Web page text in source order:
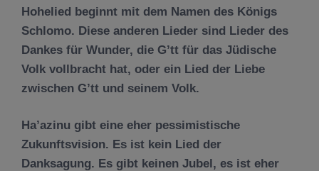
Hohelied beginnt mit dem Namen des Königs
Schlomo. Diese anderen Lieder sind Lieder des
Dankes für Wunder, die G’tt für das Jüdische
Volk vollbracht hat, oder ein Lied der Liebe
zwischen G’tt und seinem Volk.
Ha’azinu gibt eine eher pessimistische
Zukunftsvision. Es ist kein Lied der
Danksagung. Es gibt keinen Jubel, es ist eher